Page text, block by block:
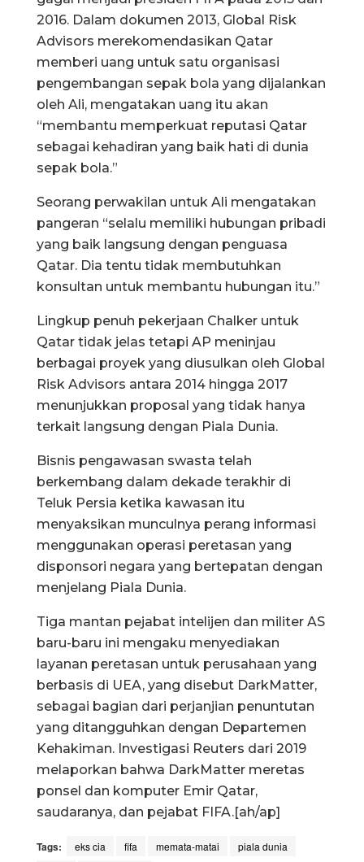
2016. Dalam dokumen 2013, Global Risk
Advisors merekomendasikan Qatar
memberi uang untuk satu organisasi
pengembangan sepak bola yang dijalankan
oleh Ali, mengatakan uang itu akan
“membantu memperkuat reputasi Qatar
sebagai kehadiran yang baik hati di dunia
sepak bola.”
Seorang perwakilan untuk Ali mengatakan
pangeran “selalu memiliki hubungan pribadi
yang baik langsung dengan penguasa
Qatar. Dia tentu tidak membutuhkan
konsultan untuk membantu hubungan itu.”
Lingkup penuh pekerjaan Chalker untuk
Qatar tidak jelas tetapi AP meninjau
berbagai proyek yang diusulkan oleh Global
Risk Advisors antara 2014 hingga 2017
menunjukkan proposal yang tidak hanya
terkait langsung dengan Piala Dunia.
Bisnis pengawasan swasta telah
berkembang dalam dekade terakhir di
Teluk Persia ketika kawasan itu
menyaksikan munculnya perang informasi
menggunakan operasi peretasan yang
disponsori negara yang bertepatan dengan
menjelang Piala Dunia.
Tiga mantan pejabat intelijen dan militer AS
baru-baru ini mengaku menyediakan
layanan peretasan untuk perusahaan yang
berbasis di UEA, yang disebut DarkMatter,
sebagai bagian dari perjanjian penuntutan
yang ditangguhkan dengan Departemen
Kehakiman. Investigasi Reuters dari 2019
melaporkan bahwa DarkMatter meretas
ponsel dan komputer Emir Qatar,
saudaranya, dan pejabat FIFA.[ah/ap]
Tags: eks cia fifa memata-matai
piala dunia